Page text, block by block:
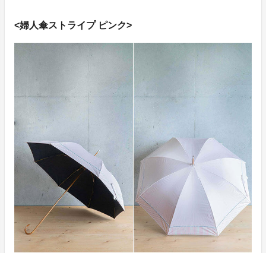
<婦人傘ストライプ ピンク>